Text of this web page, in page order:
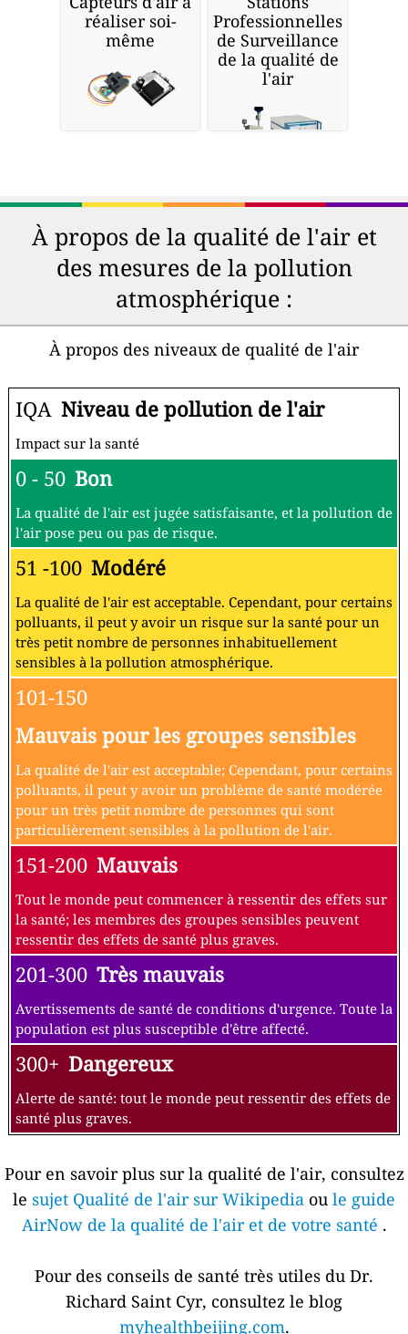
réaliser soi-
même
Professionnelles
de Surveillance
de la qualité de
l'air
À propos de la qualité de l'air et
des mesures de la pollution
atmosphérique :
À propos des niveaux de qualité de l'air
IQA Niveau de pollution de l'air
Impact sur la santé
0 - 50 Bon
La qualité de l'air est jugée satisfaisante, et la pollution de
l'air pose peu ou pas de risque.
51 -100 Modéré
La qualité de l'air est acceptable. Cependant, pour certains
polluants, il peut y avoir un risque sur la santé pour un
très petit nombre de personnes inhabituellement
sensibles à la pollution atmosphérique.
101-150
Mauvais pour les groupes sensibles
La qualité de l'air est acceptable; Cependant, pour certains
polluants, il peut y avoir un problème de santé modérée
pour un très petit nombre de personnes qui sont
particulièrement sensibles à la pollution de l'air.
151-200 Mauvais
Tout le monde peut commencer à ressentir des effets sur
la santé; les membres des groupes sensibles peuvent
ressentir des effets de santé plus graves.
201-300 Très mauvais
Avertissements de santé de conditions d'urgence. Toute la
population est plus susceptible d'être affecté.
300+ Dangereux
Alerte de santé: tout le monde peut ressentir des effets de
santé plus graves.
Pour en savoir plus sur la qualité de l'air, consultez
le sujet Qualité de l'air sur Wikipedia ou le guide
AirNow de la qualité de l'air et de votre santé .
Pour des conseils de santé très utiles du Dr.
Richard Saint Cyr, consultez le blog
myhealthbeijing.com.